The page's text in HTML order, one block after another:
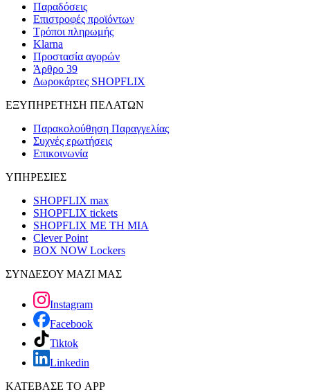
Παραδόσεις
Επιστροφές προϊόντων
Τρόποι πληρωμής
Klarna
Προστασία αγορών
Άρθρο 39
Δωροκάρτες SHOPFLIX
ΕΞΥΠΗΡΕΤΗΣΗ ΠΕΛΑΤΩΝ
Παρακολούθηση Παραγγελίας
Συχνές ερωτήσεις
Επικοινωνία
ΥΠΗΡΕΣΙΕΣ
SHOPFLIX max
SHOPFLIX tickets
SHOPFLIX ΜΕ ΤΗ ΜΙΑ
Clever Point
BOX NOW Lockers
ΣΥΝΔΕΣΟΥ ΜΑΖΙ ΜΑΣ
Instagram
Facebook
Tiktok
Linkedin
ΚΑΤΕΒΑΣΕ ΤΟ APP